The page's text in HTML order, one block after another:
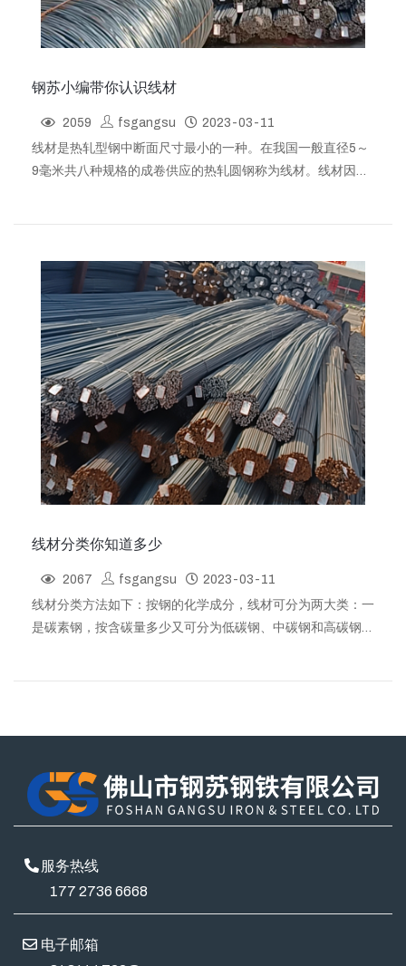
钢苏小编带你认识线材
2059 fsgangsu
2023-03-11
线材是热轧型钢中断面尺寸最小的一种。在我国一般直径5～
9毫米共八种规格的成卷供应的热轧圆钢称为线材。线材因以
线）和普通线材（普线）两种。线材一般用普通碳素钢和优质
碳素钢制成。按照钢材分配目录和用途不同，线材包括普通低
碳钢热轧圆盘条、优质碳素···
线材分类你知道多少
2067 fsgangsu
2023-03-11
线材分类方法如下：按钢的化学成分，线材可分为两大类：一
是碳素钢，按含碳量多少又可分为低碳钢、中碳钢和高碳钢；
多。佛山市钢苏钢铁有限公司是一家专业从事钢材批发及钢材
服务热线
177 2736 6668
电子邮箱